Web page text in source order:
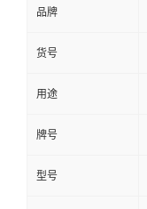
品牌
货号
用途
牌号
型号